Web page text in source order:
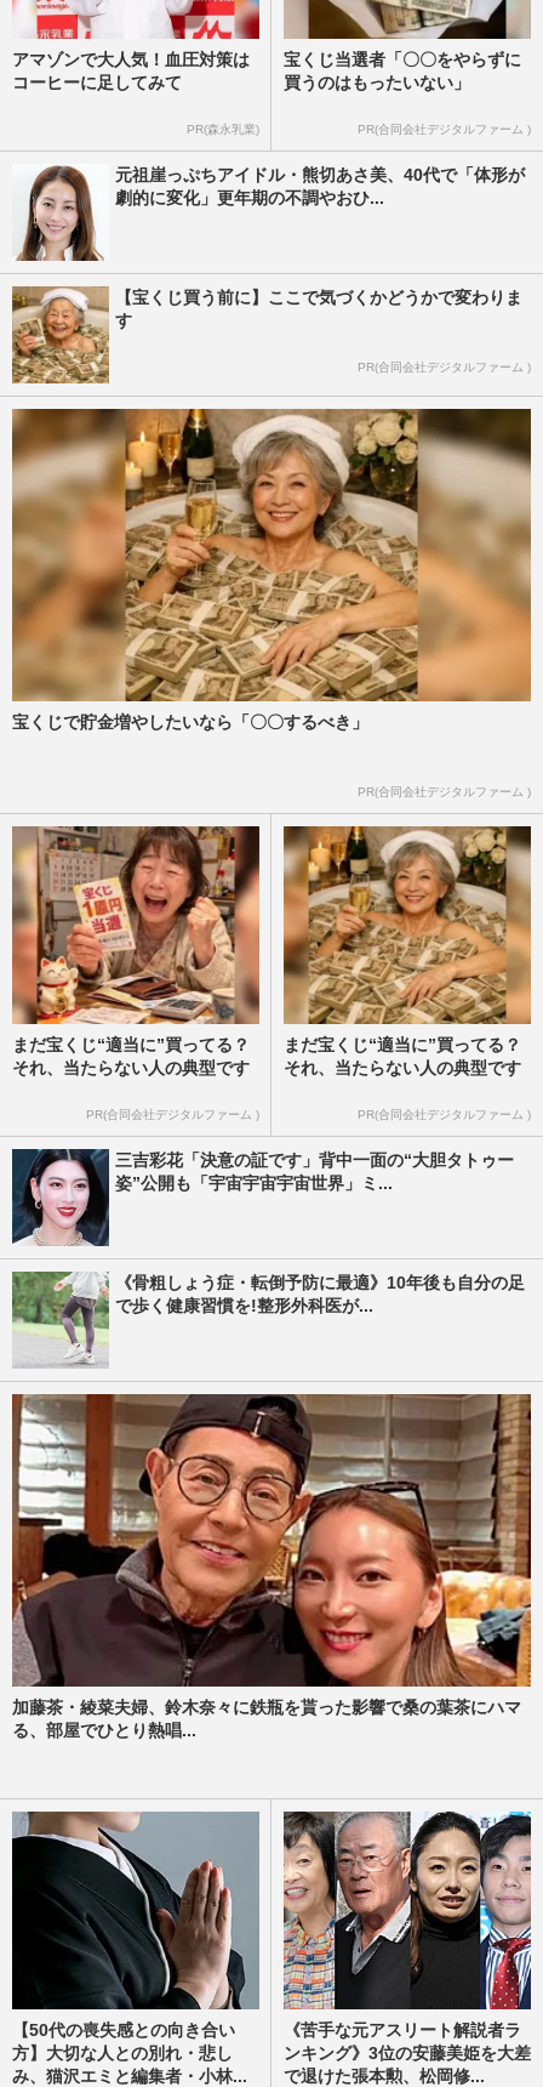
アマゾンで大人気！血圧対策は
コーヒーに足してみて
PR(森永乳業)
宝くじ当選者「〇〇をやらずに
買うのはもったいない」
PR(合同会社デジタルファーム )
元祖崖っぷちアイドル・熊切あさ美、40代で「体形が
劇的に変化」更年期の不調やおひ...
【宝くじ買う前に】ここで気づくかどうかで変わりま
す
PR(合同会社デジタルファーム )
宝くじで貯金増やしたいなら「〇〇するべき」
PR(合同会社デジタルファーム )
まだ宝くじ“適当に”買ってる？
それ、当たらない人の典型です
PR(合同会社デジタルファーム )
まだ宝くじ“適当に”買ってる？
それ、当たらない人の典型です
PR(合同会社デジタルファーム )
三吉彩花「決意の証です」背中一面の“大胆タトゥー
姿”公開も「宇宙宇宙宇宙世界」ミ...
《骨粗しょう症・転倒予防に最適》10年後も自分の足
で歩く健康習慣を!整形外科医が...
加藤茶・綾菜夫婦、鈴木奈々に鉄瓶を貰った影響で桑の葉茶にハマ
る、部屋でひとり熱唱...
【50代の喪失感との向き合い
方】大切な人との別れ・悲し
み、猫沢エミと編集者・小林...
《苦手な元アスリート解説者ラ
ンキング》3位の安藤美姫を大差
で退けた張本勲、松岡修...